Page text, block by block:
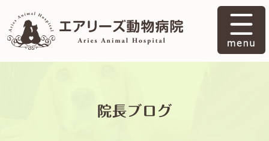
院長ブログ